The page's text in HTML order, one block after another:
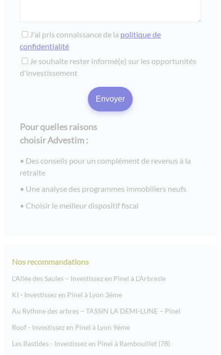
J'ai pris connaissance de la politique de
confidentialité
Je souhaite rester informé(e) sur les opportunités
d'investissement
Pour quelles raisons
choisir Advestim :
Des conseils pour un complément de revenus à la
retraite
Une analyse des programmes immobiliers neufs
Choisir le meilleur dispositif fiscal
Nos recommandations
L’Allée des Saules – Investissez en Pinel à L’Arbresle
KI - Investissez en Pinel à Lyon 3ème
Au Rythme des arbres – TASSIN LA DEMI-LUNE – Pinel
Roof - Investissez en Pinel à Lyon 9ème
Les Bastides - Investissez en Pinel à Rambouillet (78)